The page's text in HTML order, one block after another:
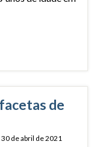
de
30 de abril de 2021